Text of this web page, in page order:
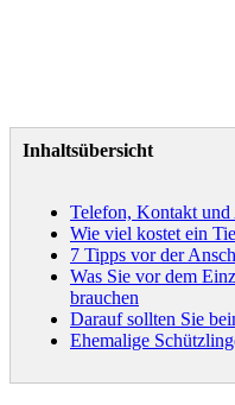
Inhaltsübersicht
Telefon, Kontakt und
Wie viel kostet ein
7 Tipps vor der
Was Sie vor dem
brauchen
Darauf sollten Sie
Ehemalige